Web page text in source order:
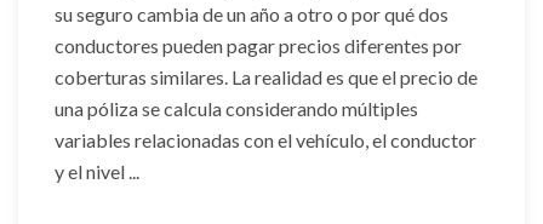
su seguro cambia de un año a otro o por qué dos
conductores pueden pagar precios diferentes por
coberturas similares. La realidad es que el precio de
una póliza se calcula considerando múltiples
variables relacionadas con el vehículo, el conductor
y el nivel ...